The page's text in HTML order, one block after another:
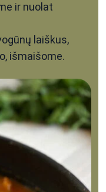
ir nuolat
laiškus,
išmaišome.